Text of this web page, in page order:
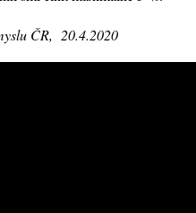
ČR, 20.4.2020